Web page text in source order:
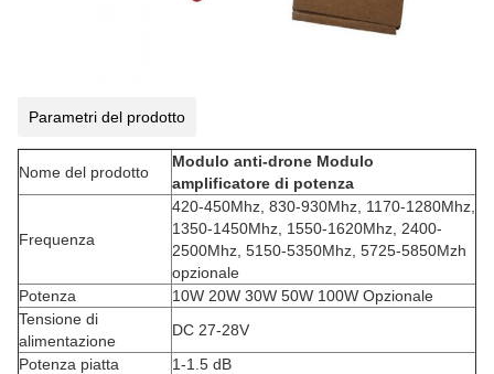
Parametri del prodotto
Nome del prodotto
Modulo anti-drone Modulo
amplificatore di potenza
Frequenza
420-450Mhz, 830-930Mhz, 1170-1280Mhz,
1350-1450Mhz, 1550-1620Mhz, 2400-
2500Mhz, 5150-5350Mhz, 5725-5850Mzh
opzionale
Potenza
10W 20W 30W 50W 100W Opzionale
Tensione di
alimentazione
DC 27-28V
Potenza piatta
1-1.5 dB